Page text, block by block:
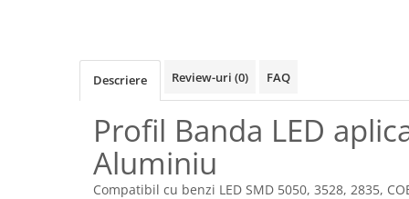
Iluminat camera copilului
Iluminat terasa si curte
Descriere Review-uri (0) FAQ
Profil Banda LED
Aluminiu
Compatibil cu benzi LED SMD 5050, 3528, 2835,